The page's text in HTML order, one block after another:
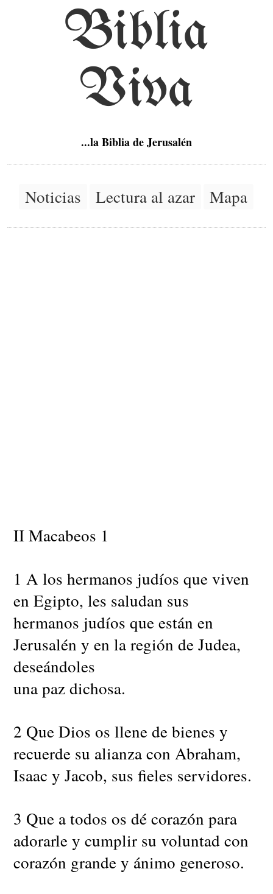
Biblia
Viva
...la Biblia de Jerusalén
Noticias Lectura al azar Mapa
II Macabeos 1
1 A los hermanos judíos que viven
en Egipto, les saludan sus
hermanos judíos que están en
Jerusalén y en la región de Judea,
deseándoles
una paz dichosa.
2 Que Dios os llene de bienes y
recuerde su alianza con Abraham,
Isaac y Jacob, sus fieles servidores.
3 Que a todos os dé corazón para
adorarle y cumplir su voluntad con
corazón grande y ánimo generoso.